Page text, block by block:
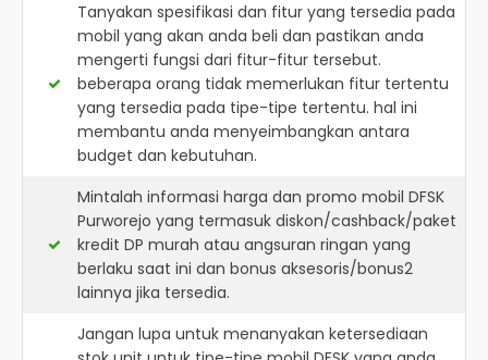
Tanyakan spesifikasi dan fitur yang tersedia pada
mobil yang akan anda beli dan pastikan anda
mengerti fungsi dari fitur-fitur tersebut.
beberapa orang tidak memerlukan fitur tertentu
yang tersedia pada tipe-tipe tertentu. hal ini
membantu anda menyeimbangkan antara
budget dan kebutuhan.
Mintalah informasi harga dan promo mobil DFSK
Purworejo yang termasuk diskon/cashback/paket
kredit DP murah atau angsuran ringan yang
berlaku saat ini dan bonus aksesoris/bonus2
lainnya jika tersedia.
Jangan lupa untuk menanyakan ketersediaan